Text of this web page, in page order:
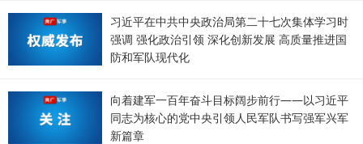
习近平在中共中央政治局第二十七次集体学习时
强调 强化政治引领 深化创新发展 高质量推进国
防和军队现代化
向着建军一百年奋斗目标阔步前行——以习近平
同志为核心的党中央引领人民军队书写强军兴军
新篇章